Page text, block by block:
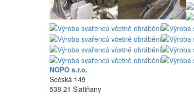
NOPO s.r.o.
Sečská 149
538 21 Slatiňany